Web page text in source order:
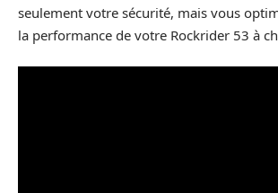
seulement votre sécurité, mais vous
la performance de votre Rockrider 53 à